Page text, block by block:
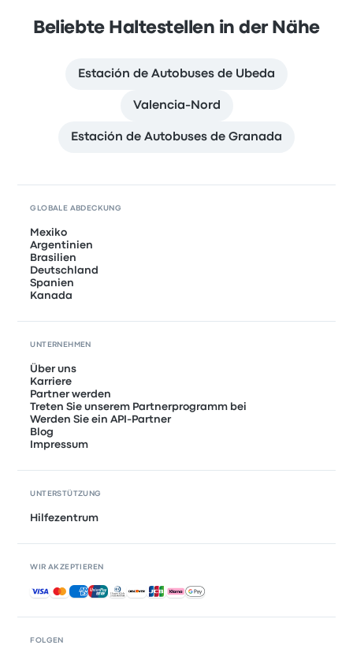
Beliebte Haltestellen in der Nähe
Estación de Autobuses de Ubeda
Valencia-Nord
Estación de Autobuses de Granada
FOLGEN
GLOBALE ABDECKUNG
Mexiko
Argentinien
Brasilien
Deutschland
Spanien
Kanada
UNTERNEHMEN
Über uns
Karriere
Partner werden
Treten Sie unserem Partnerprogramm bei
Werden Sie ein API-Partner
Blog
Impressum
UNTERSTÜTZUNG
Hilfezentrum
WIR AKZEPTIEREN
Akzeptierte Zahlungsmethoden